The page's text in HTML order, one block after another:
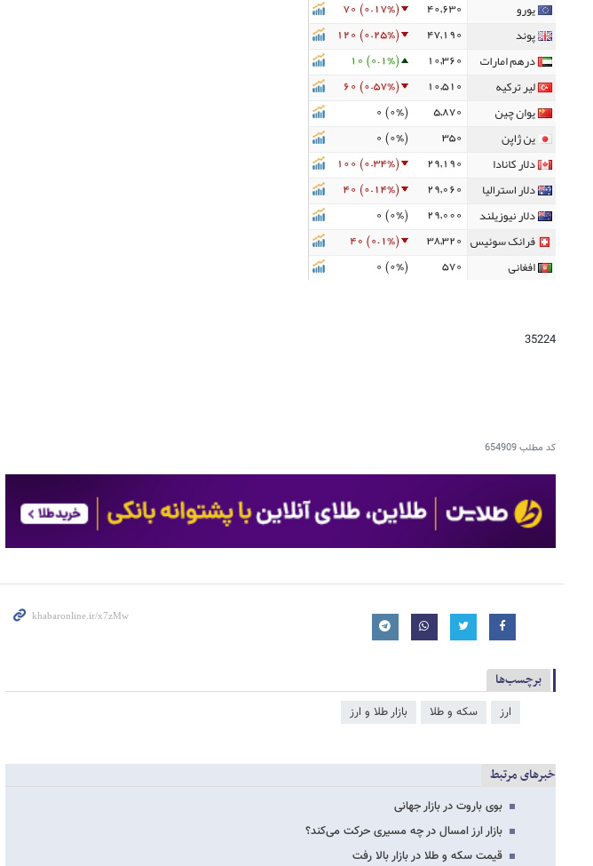
35224
کد مطلب654909
برچسب‌ها
ارز سکه و طلا بازار طلا و ارز
خبرهای مرتبط
بوی باروت در بازار جهانی
بازار ارز امسال در چه مسیری حرکت می‌کند؟
قیمت سکه و طلا در بازار بالا رفت